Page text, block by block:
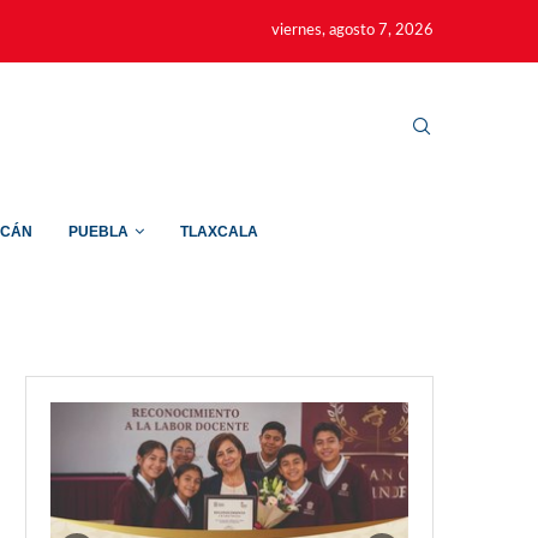
viernes, agosto 7, 2026
PUEBLA TLAXCALA